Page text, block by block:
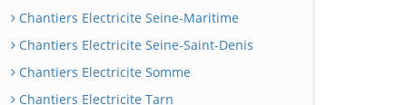
Chantiers Electricite Seine-Maritime
Chantiers Electricite Seine-Saint-Denis
Chantiers Electricite Somme
Chantiers Electricite Tarn